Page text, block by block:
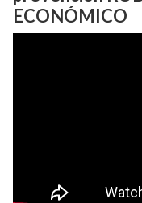
ECONÓMICO